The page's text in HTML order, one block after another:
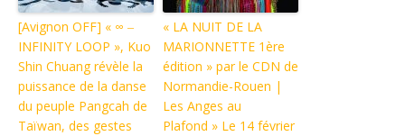
[Avignon OFF] « ∞ ‒
INFINITY LOOP », Kuo
Shin Chuang révèle la
puissance de la danse
du peuple Pangcah de
Taïwan, des gestes
« LA NUIT DE LA
MARIONNETTE 1ère
édition » par le CDN de
Normandie-Rouen |
Les Anges au
Plafond » Le 14 février